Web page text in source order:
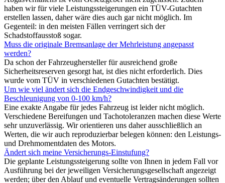
haben wir für viele Leistungssteigerungen ein TÜV-Gutachten
erstellen lassen, daher wäre dies auch gar nicht möglich. Im
Gegenteil: in den meisten Fällen verringert sich der
Schadstoffausstoß sogar.
Muss die originale Bremsanlage der Mehrleistung angepasst
werden?
Da schon der Fahrzeughersteller für ausreichend große
Sicherheitsreserven gesorgt hat, ist dies nicht erforderlich. Dies
wurde vom TÜV in verschiedenen Gutachten bestätigt.
Um wie viel ändert sich die Endgeschwindigkeit und die
Beschleunigung von 0-100 km/h?
Eine exakte Angabe für jedes Fahrzeug ist leider nicht möglich.
Verschiedene Bereifungen und Tachotoleranzen machen diese Werte
sehr unzuverlässig. Wir orientieren uns daher ausschließlich an
Werten, die wir auch reproduzierbar belegen können: den Leistungs-
und Drehmomentdaten des Motors.
Ändert sich meine Versicherungs-Einstufung?
Die geplante Leistungssteigerung sollte von Ihnen in jedem Fall vor
Ausführung bei der jeweiligen Versicherungsgesellschaft angezeigt
werden; über den Ablauf und eventuelle Vertragsänderungen sollten